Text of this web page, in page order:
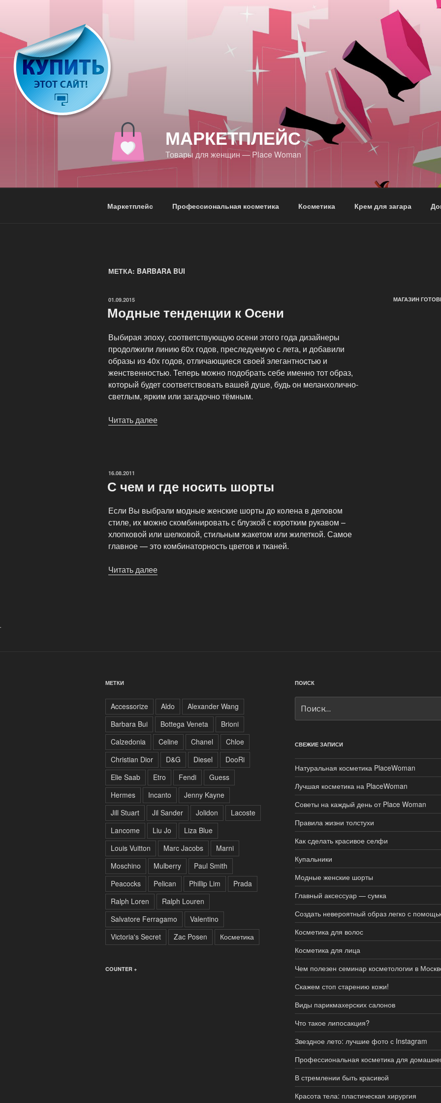
содержимому
МАРКЕТПЛЕЙС
Товары для женщин — Place Woman
Маркетплейс Профессиональная косметика Косметика Крем для загара
МЕТКА: BARBARA BUI
ОПУБЛИКОВАНО
01.09.2015
Модные тенденции к Осени
Выбирая эпоху, соответствующую осени этого года дизайнеры
продолжили линию 60х годов, преследуемую с лета, и добавили
образы из 40х годов, отличающиеся своей элегантностью и
женственностью. Теперь можно подобрать себе именно тот образ,
который будет соответствовать вашей душе, будь он меланхолично-
светлым, ярким или загадочно тёмным.
Читать далее
ОПУБЛИКОВАНО
16.08.2011
С чем и где носить шорты
Если Вы выбрали модные женские шорты до колена в деловом
стиле, их можно скомбинировать с блузкой с коротким рукавом –
хлопковой или шелковой, стильным жакетом или жилеткой. Самое
главное — это комбинаторность цветов и тканей.
Читать далее
МАГАЗИН
.
МЕТКИ
Accessorize Aldo
Alexander Wang
Barbara Bui
Bottega Veneta
Brioni
Calzedonia
Celine Chanel
Chloe
Christian Dior
D&G Diesel
DooRi
Elie Saab
Etro Fendi
Guess
Hermes
Incanto
Jenny Kayne
Jill Stuart
Jil Sander Jolidon
Lacoste
Lancome
Liu Jo
Liza Blue
Louis Vuitton
Marc Jacobs
Marni
Moschino
Mulberry
Paul Smith
Peacocks
Pelican Phillip Lim
Prada
Ralph Loren
Ralph Louren
Salvatore Ferragamo
Valentino
Victoria's Secret
Zac Posen Косметика
COUNTER +
ПОИСК
СВЕЖИЕ ЗАПИСИ
Натуральная косметика PlaceWoman
Лучшая косметика на PlaceWoman
Советы на каждый день от Place Woman
Правила жизни толстухи
Как сделать красивое селфи
Купальники
Модные женские шорты
Главный аксессуар — сумка
Создать невероятный образ легко с
Косметика для волос
Косметика для лица
Чем полезен семинар косметологии в
Скажем стоп старению кожи!
Виды парикмахерских салонов
Что такое липосакция?
Звездное лето: лучшие фото с Instagram
Профессиональная косметика для
В стремлении быть красивой
Красота тела: пластическая хирургия